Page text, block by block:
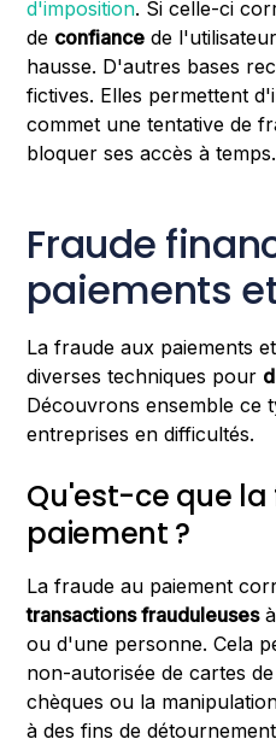
d'imposition. Si celle-ci
de confiance de
hausse. D'autres bases
fictives. Elles permettent
commet une tentative de
bloquer ses accès à temps.
Fraude
paiements
La fraude aux paiements
diverses techniques pour
Découvrons ensemble ce
entreprises en difficultés.
Qu'est-ce que
paiement ?
La fraude au paiement
transactions frauduleusesà
ou d'une personne. Cela
non-autorisée de cartes
chèques ou la
à des fins de